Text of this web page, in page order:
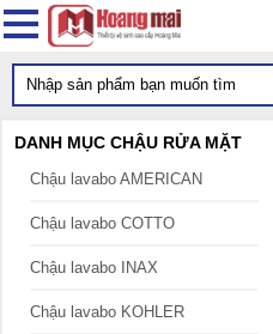
DANH MỤC CHẬU RỬA MẶT
Chậu lavabo AMERICAN
Chậu lavabo COTTO
Chậu lavabo INAX
Chậu lavabo KOHLER